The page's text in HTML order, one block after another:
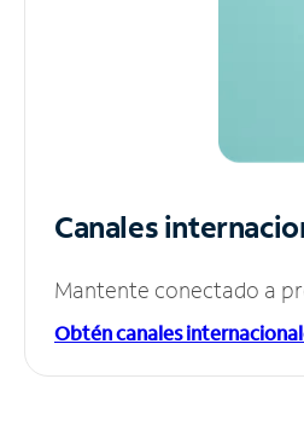
Canales
Mantente conectado a
Obtén canales